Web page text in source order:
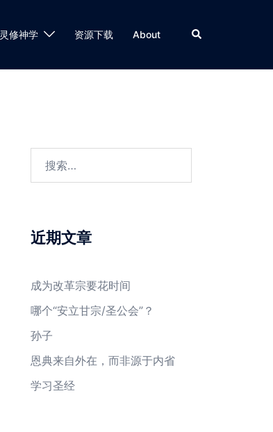
灵修神学 资源下载 About Search
索：
近期文章
成为改革宗要花时间
哪个“安立甘宗/圣公会”？
孙子
恩典来自外在，而非源于内省
学习圣经